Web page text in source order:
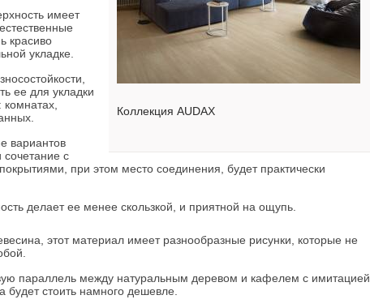
Коллекция AUDAX
имеет
красиво
укладке.
ее для укладки
вариантов
сочетание с
при этом место соединения, будет практически
делает ее менее скользкой, и приятной на ощупь.
этот материал имеет разнообразные рисунки, которые не
параллель между натуральным деревом и кафелем с имитацией
будет стоить намного дешевле.